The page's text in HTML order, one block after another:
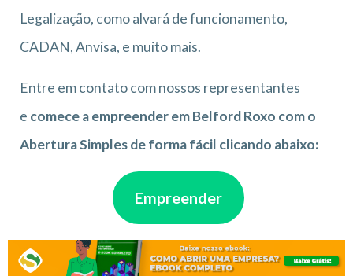
Legalização, como alvará de funcionamento,
CADAN, Anvisa, e muito mais.
Entre em contato com nossos representantes
e comece a empreender em Belford Roxo com o
Abertura Simples de forma fácil clicando abaixo:
Empreender